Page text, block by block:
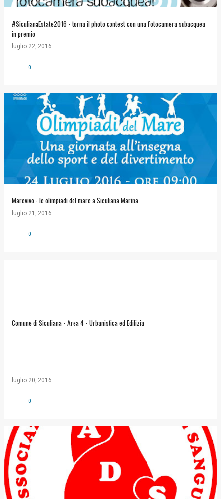
#SiculianaEstate2016 - torna il photo contest con una fotocamera subacquea
in premio
luglio 22, 2016
0
Marevivo - le olimpiadi del mare a Siculiana Marina
luglio 21, 2016
0
Comune di Siculiana - Area 4 - Urbanistica ed Edilizia
luglio 20, 2016
0